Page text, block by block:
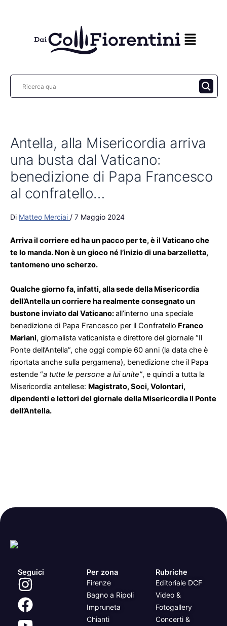
Antella, alla Misericordia arriva
una busta dal Vaticano:
benedizione di Papa Francesco
al confratello…
Di Matteo Merciai / 7 Maggio 2024
Arriva il corriere ed ha un pacco per te, è il Vaticano che
te lo manda. Non è un gioco né l’inizio di una barzelletta,
tantomeno uno scherzo.
Qualche giorno fa, infatti, alla sede della Misericordia
dell’Antella un corriere ha realmente consegnato un
bustone inviato dal Vaticano:all’interno una speciale
benedizione di Papa Francesco per il Confratello Franco
Mariani, giornalista vaticanista e direttore del giornale “Il
Ponte dell’Antella”, che oggi compie 60 anni (la data che è
riportata anche sulla pergamena), benedizione che il Papa
estende “a tutte le persone a lui unite”, e quindi a tutta la
Misericordia antellese: Magistrato, Soci, Volontari,
dipendenti e lettori del giornale della Misericordia Il Ponte
dell’Antella.
Seguici Per zona
Firenze
Bagno a Ripoli
Impruneta
Chianti
Rubriche
Editoriale DCF
Video &
Fotogallery
Concerti &